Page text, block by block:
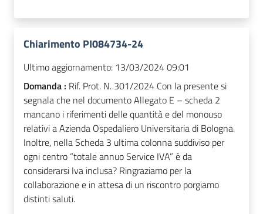
Chiarimento PI084734-24
Ultimo aggiornamento: 13/03/2024 09:01
Domanda : Rif. Prot. N. 301/2024 Con la presente si
segnala che nel documento Allegato E – scheda 2
mancano i riferimenti delle quantità e del monouso
relativi a Azienda Ospedaliero Universitaria di Bologna.
Inoltre, nella Scheda 3 ultima colonna suddiviso per
ogni centro “totale annuo Service IVA” è da
considerarsi Iva inclusa? Ringraziamo per la
collaborazione e in attesa di un riscontro porgiamo
distinti saluti.